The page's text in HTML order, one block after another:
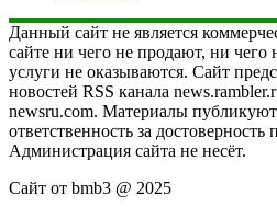
Данный сайт не является
сайте ни чего не продают, ни
услуги не оказываются. Сайт
новостей RSS канала
newsru.com. Материалы
ответственность за
Администрация сайта не несёт.
Сайт от bmb3 @ 2025